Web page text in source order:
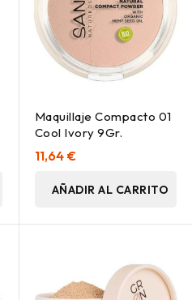
Maquillaje Compacto 01
Cool Ivory 9Gr.
11,64 €
AÑADIR AL CARRITO